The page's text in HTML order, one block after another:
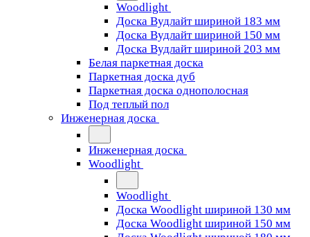
Woodlight
Доска Вудлайт шириной 183 мм
Доска Вудлайт шириной 150 мм
Доска Вудлайт шириной 203 мм
Белая паркетная доска
Паркетная доска дуб
Паркетная доска однополосная
Под теплый пол
Инженерная доска
Инженерная доска
Woodlight
Woodlight
Доска Woodlight шириной 130 мм
Доска Woodlight шириной 150 мм